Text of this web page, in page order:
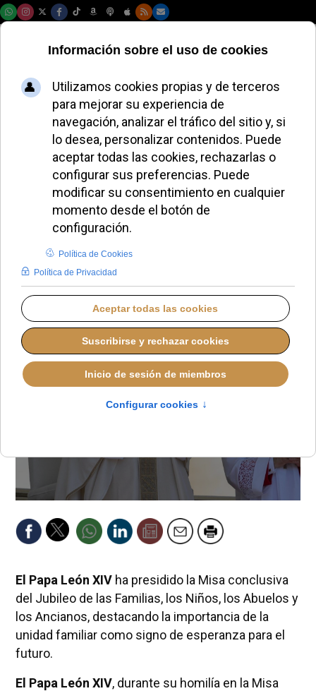
El Papa destaca la
unidad familiar en
el Jubileo de las
Familias
ALMUDENA RODRIGO
PAPA LEÓN XIV
DOMINGO, 01 JUNIO 2025 11:48
El Papa León XIVha presidido la Misa conclusiva
del Jubileo de las Familias, los Niños, los Abuelos y
los Ancianos, destacando la importancia de la
unidad familiar como signo de esperanza para el
futuro.
El Papa León XIV, durante su homilía en la Misa